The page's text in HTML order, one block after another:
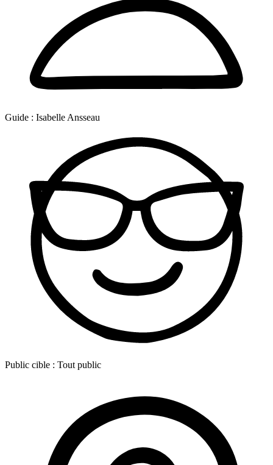
Guide : Isabelle Ansseau
Public cible : Tout public